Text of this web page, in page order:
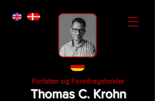
Forfatter og Foredragsholder
Thomas C. Krohn